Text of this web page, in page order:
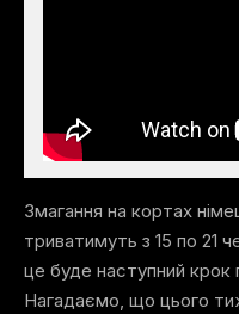
Змагання на кортах
триватимуть з 15 по 21
це буде наступний крок
Нагадаємо, що цього